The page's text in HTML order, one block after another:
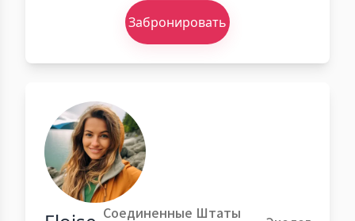
Забронировать
Соединенные Штаты